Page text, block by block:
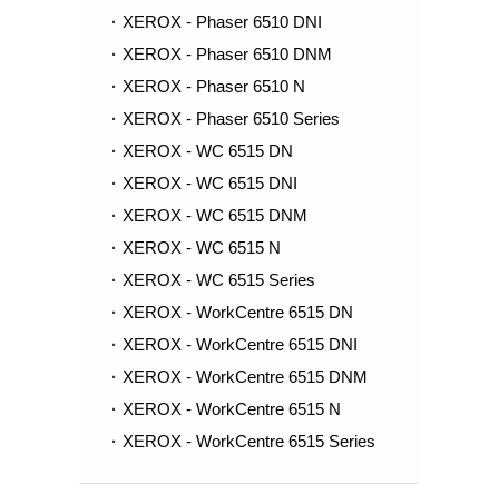
XEROX - Phaser 6510 DNI
XEROX - Phaser 6510 DNM
XEROX - Phaser 6510 N
XEROX - Phaser 6510 Series
XEROX - WC 6515 DN
XEROX - WC 6515 DNI
XEROX - WC 6515 DNM
XEROX - WC 6515 N
XEROX - WC 6515 Series
XEROX - WorkCentre 6515 DN
XEROX - WorkCentre 6515 DNI
XEROX - WorkCentre 6515 DNM
XEROX - WorkCentre 6515 N
XEROX - WorkCentre 6515 Series